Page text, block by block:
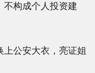
不构成个人投资建
公安大衣，亮证姐